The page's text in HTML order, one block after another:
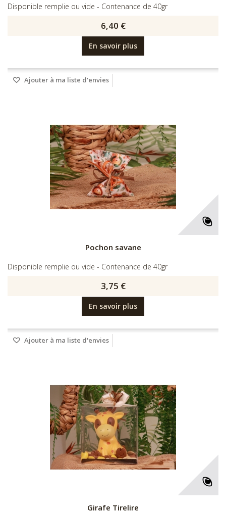
Disponible remplie ou vide - Contenance de 40gr
6,40 €
En savoir plus
Ajouter à ma liste d'envies
Pochon savane
Disponible remplie ou vide - Contenance de 40gr
3,75 €
En savoir plus
Ajouter à ma liste d'envies
Girafe Tirelire